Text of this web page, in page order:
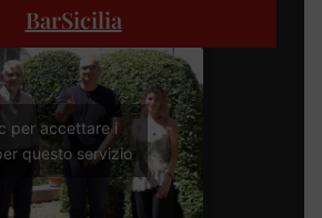
BarSicilia
per accettare i
questo servizio